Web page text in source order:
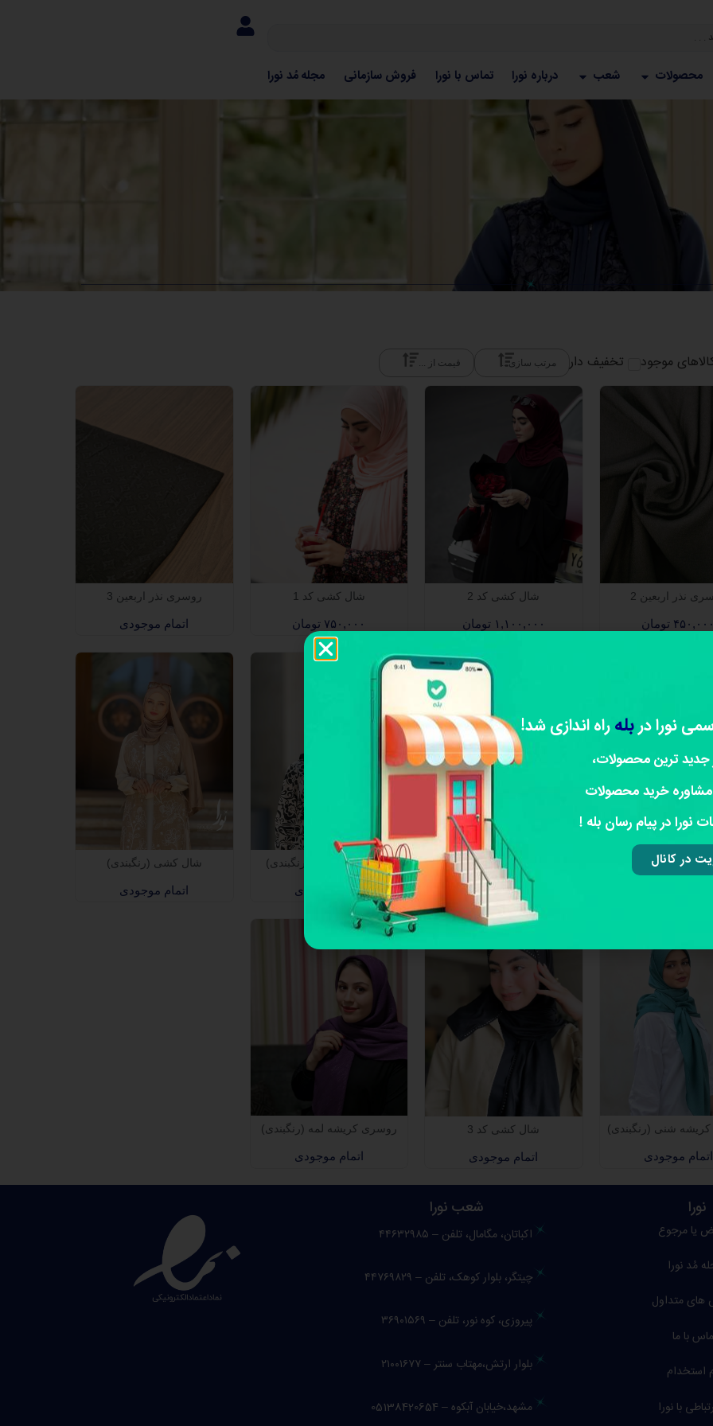
محصولات شعب درباره نورا تماس با نورا فروش سازمانی مجله مُد نورا
موجود تخفیف دار
نذر اربعین 2
۴۵۰,۰۰۰ تومان
شال کشی کد 2
۱,۱۰۰,۰۰۰ تومان
شال کشی کد 1
۷۵۰,۰۰۰ تومان
روسری نذر اربعین 3
اتمام موجودی
نذر اربعین 1 هدشال حریر مشکی
اتمام موجودی
شال کشی کد 02 (رنگبندی)
اتمام موجودی
شال کشی (رنگبندی)
اتمام موجودی
شنی (رنگبندی)
اتمام موجودی
شال کشی کد 3
اتمام موجودی
روسری کریشه لمه (رنگبندی)
اتمام موجودی
نورا
یا مرجوع
مُد نورا
متداول
با ما
استخدام
با نورا
شعب نورا
اکباتان، مگامال، تلفن – ۴۴۶۳۲۹۸۵
چیتگر، بلوار کوهک، تلفن – ۴۴۷۶۹۸۲۹
پیروزی، کوه نور، تلفن – ۳۶۹۰۱۵۶۹
بلوار ارتش،مهتاب سنتر – ۲۱۰۰۱۶۷۷
مشهد،خیابان آبکوه – 0 5138420654
نورا دربلهراه اندازی شد!
جدید ترین محصولات،
خرید محصولات
نورا در پیام رسان بله !
در کانال